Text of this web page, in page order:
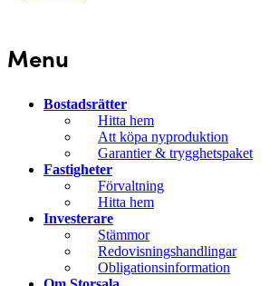
Menu
Bostadsrätter
Hitta hem
Att köpa nyproduktion
Garantier & trygghetspaket
Fastigheter
Förvaltning
Hitta hem
Investerare
Stämmor
Redovisningshandlingar
Obligationsinformation